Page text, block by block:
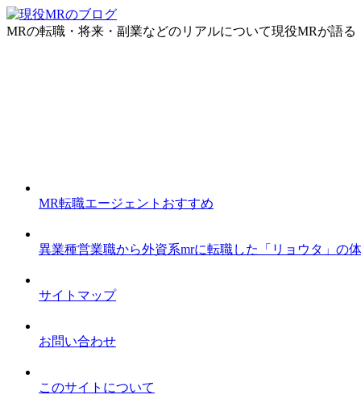
MRの転職・将来・副業などのリアルについて現役MRが語る
MR転職エージェントおすすめ
異業種営業職から外資系mrに転職した「リョウタ」の
サイトマップ
お問い合わせ
このサイトについて